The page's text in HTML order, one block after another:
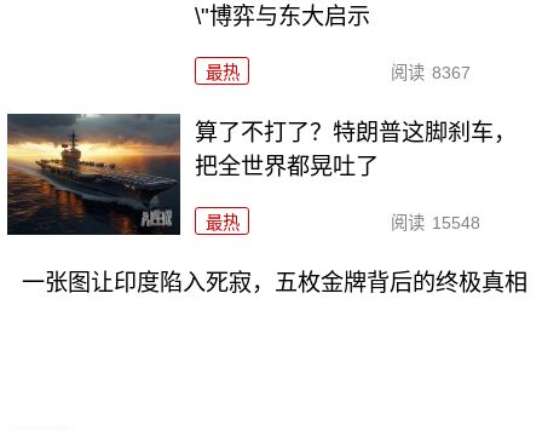
\"博弈与东大启示
最热 阅读 8367
算了不打了？特朗普这脚刹车，
把全世界都晃吐了
最热 阅读 15548
一张图让印度陷入死寂，五枚金牌背后的终极真相